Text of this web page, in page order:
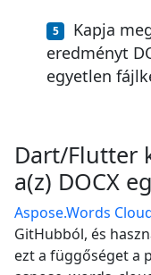
Kapja
eredményt
egyetlen
Dart/Flutter
a(z) DOCX
Aspose.Words
GitHubból, és
ezt a függőséget a